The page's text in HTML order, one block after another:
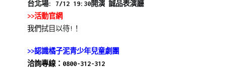
台北場: 7/12 19:30開演 誠品表演廳
>>活動官網
我們拭目以待!！
>>認識橘子泥青少年兒童劇團
洽詢專線：0800-312-312